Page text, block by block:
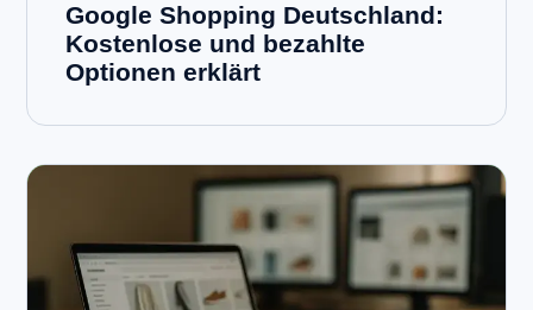
Google Shopping Deutschland:
Kostenlose und bezahlte
Optionen erklärt